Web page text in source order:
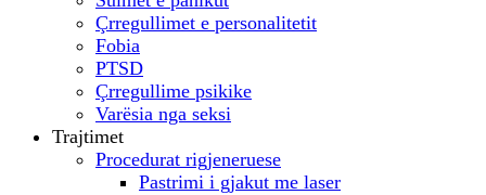
Çrregullimet e personalitetit
Fobia
PTSD
Çrregullime psikike
Varësia nga seksi
Trajtimet
Procedurat rigjeneruese
Pastrimi i gjakut me laser